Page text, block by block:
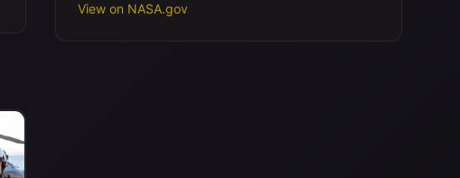
View on NASA.gov